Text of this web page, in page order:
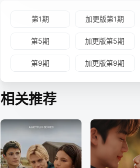
第1期 加更版第1期
第5期 加更版第5期
第9期 加更版第9期
相关推荐